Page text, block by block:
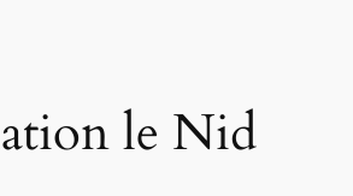
le Nid